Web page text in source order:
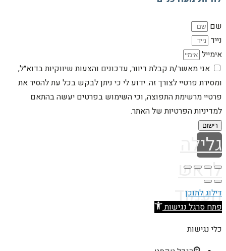
שם
נייד
אימייל
אני מאשר/ת קבלת דיוור, עדכונים והצעות שיווקיות בדוא״ל,
ומסירת פרטיי לצורך זה. ידוע לי כי ניתן לבקש בכל עת להסיר את
פרטיי מרשימת התפוצה, וכי השימוש בפרטים יעשה בהתאם
למדיניות הפרטיות של האתר.
רישום
גלילה
לראש
העמוד
דילוג לתוכן
פתח סרגל נגישות
כלי נגישות